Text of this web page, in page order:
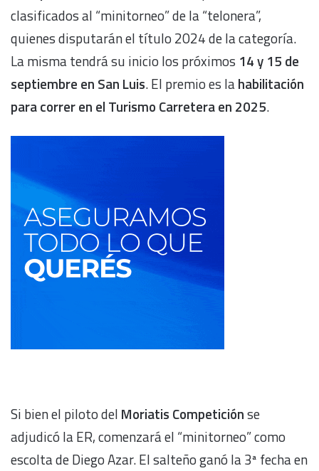
clasificados al “minitorneo” de la “telonera”,
quienes disputarán el título 2024 de la categoría.
La misma tendrá su inicio los próximos 14 y 15 de
septiembre en San Luis. El premio es lahabilitación
para correr en el Turismo Carretera en 2025.
Si bien el piloto del Moriatis Competiciónse
adjudicó la ER, comenzará el “minitorneo” como
escolta de Diego Azar. El salteño ganó la 3ª fecha en